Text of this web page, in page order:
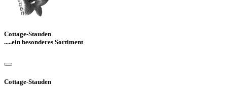
Cottage-Stauden
.....ein besonderes Sortiment
Cottage-Stauden